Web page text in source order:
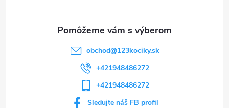
obchod@123kociky.sk
+421948486272
+421948486272
Sledujte náš FB profil